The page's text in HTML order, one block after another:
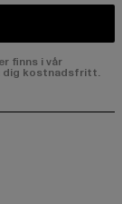
finns i vår
dig kostnadsfritt.